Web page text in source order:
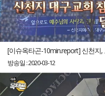
[이슈옥타곤-10min.report] 신천지
방송일 : 2020-03-12